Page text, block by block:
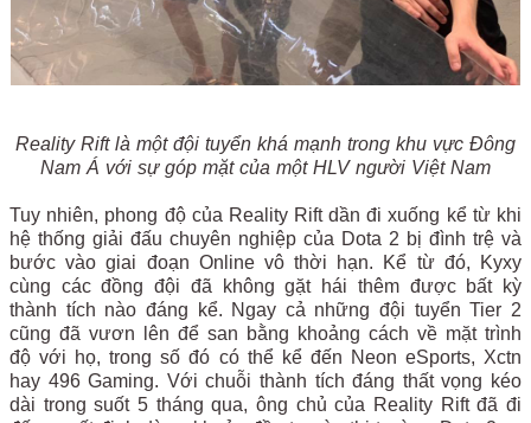
Reality Rift là một đội tuyển khá mạnh trong khu vực Đông
Nam Á với sự góp mặt của một HLV người Việt Nam
Tuy nhiên, phong độ của Reality Rift dần đi xuống kể từ khi
hệ thống giải đấu chuyên nghiệp của Dota 2 bị đình trệ và
bước vào giai đoạn Online vô thời hạn. Kể từ đó, Kyxy
cùng các đồng đội đã không gặt hái thêm được bất kỳ
thành tích nào đáng kể. Ngay cả những đội tuyển Tier 2
cũng đã vươn lên để san bằng khoảng cách về mặt trình
độ với họ, trong số đó có thể kể đến Neon eSports, Xctn
hay 496 Gaming. Với chuỗi thành tích đáng thất vọng kéo
dài trong suốt 5 tháng qua, ông chủ của Reality Rift đã đi